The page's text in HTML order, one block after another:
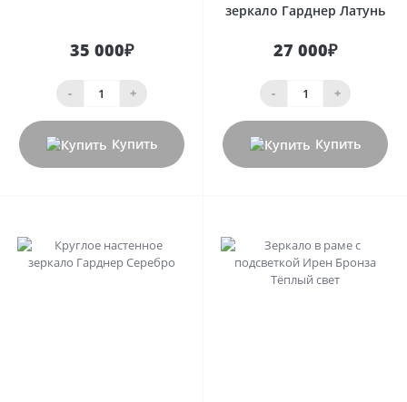
35 000₽
- +
Купить
зеркало Гарднер Латунь
27 000₽
- +
Купить